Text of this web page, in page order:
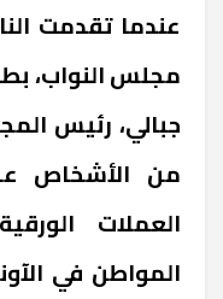
عندما تقدمت
مجلس النواب،
جبالي، رئيس
من الأشخاص
العملات
المواطن في